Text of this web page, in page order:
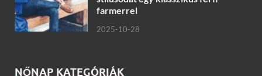
farmerrel
2025-10-28
NŐNAP KATEGÓRIÁK